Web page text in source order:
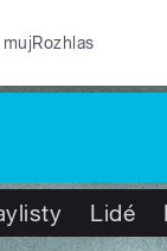
mujRozhlas
Lidé